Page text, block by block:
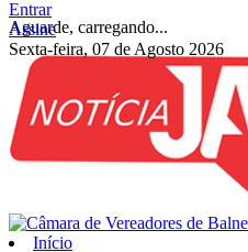
Aguarde, carregando...
Entrar
Assine
Sexta-feira, 07 de Agosto 2026
Início